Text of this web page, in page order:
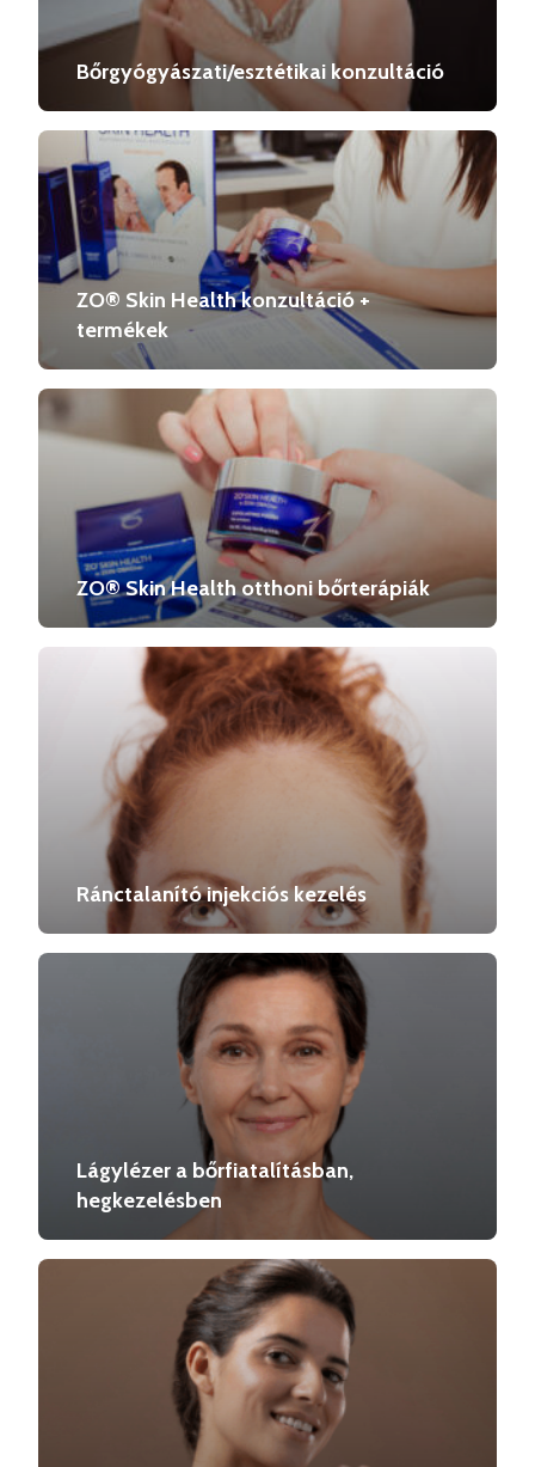
Bőrgyógyászati/esztétikai konzultáció
ZO® Skin Health konzultáció +
termékek
ZO® Skin Health otthoni bőrterápiák
Ránctalanító injekciós kezelés
Lágylézer a bőrfiatalításban,
hegkezelésben